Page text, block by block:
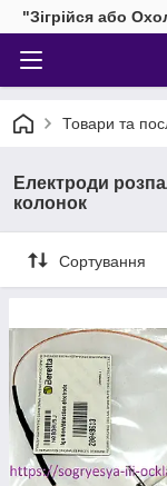
"Зігрійся або
Товари та
Електроди
колонок
Сортування